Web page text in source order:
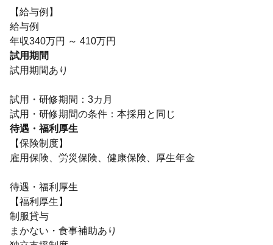
【給与例】
給与例
年収340万円 ～ 410万円
試用期間
試用期間あり
試用・研修期間：3カ月
待遇・福利厚生
【保険制度】
雇用保険、労災保険、健康保険、厚生年金
待遇・福利厚生
【福利厚生】
制服貸与
まかない・食事補助あり